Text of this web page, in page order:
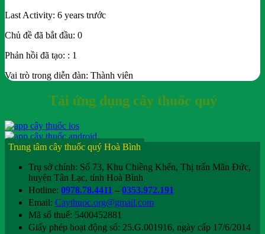
Last Activity: 6 years trước
Chủ đề đã bắt đầu: 0
Phản hồi đã tạo: : 1
Vai trò trong diễn đàn: Thành viên
Tải ứng dụng cây thuốc quý
Trung tâm cây thuốc quý Hoà Bình
Trụ sở chính: Số 73, Khu Chiềng Khến, Thị trấn Mãn Đức,
huyện Tân Lạc, tỉnh Hoà Bình
Hotline: 0978.78.4411 – 0353.972.191
Email: Caythuoc.org@gmail.com
Mã số thuế: 5400452881
Giấy phép hoạt động số: 25.G.001916, ngày cấp 17/6/2014